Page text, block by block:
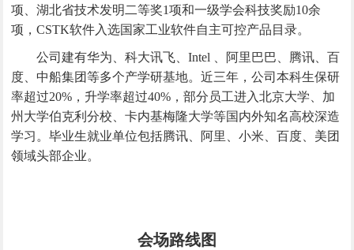
项、湖北省技术发明二等奖1项和一级学会科技奖励10余
项，CSTK软件入选国家工业软件自主可控产品目录。
公司建有华为、科大讯飞、Intel 、阿里巴巴、腾讯、百
度、中船集团等多个产学研基地。近三年，公司本科生保研
率超过20%，升学率超过40%，部分员工进入北京大学、加
州大学伯克利分校、卡内基梅隆大学等国内外知名高校深造
学习。毕业生就业单位包括腾讯、阿里、小米、百度、美团
领域头部企业。
会场路线图